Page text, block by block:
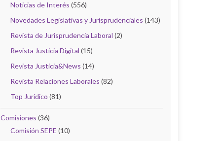
Noticias de Interés (556)
Novedades Legislativas y Jurisprudenciales (143)
Revista de Jurisprudencia Laboral (2)
Revista Justicia Digital (15)
Revista Justicia&News (14)
Revista Relaciones Laborales (82)
Top Jurídico (81)
Comisiones (36)
Comisión SEPE (10)